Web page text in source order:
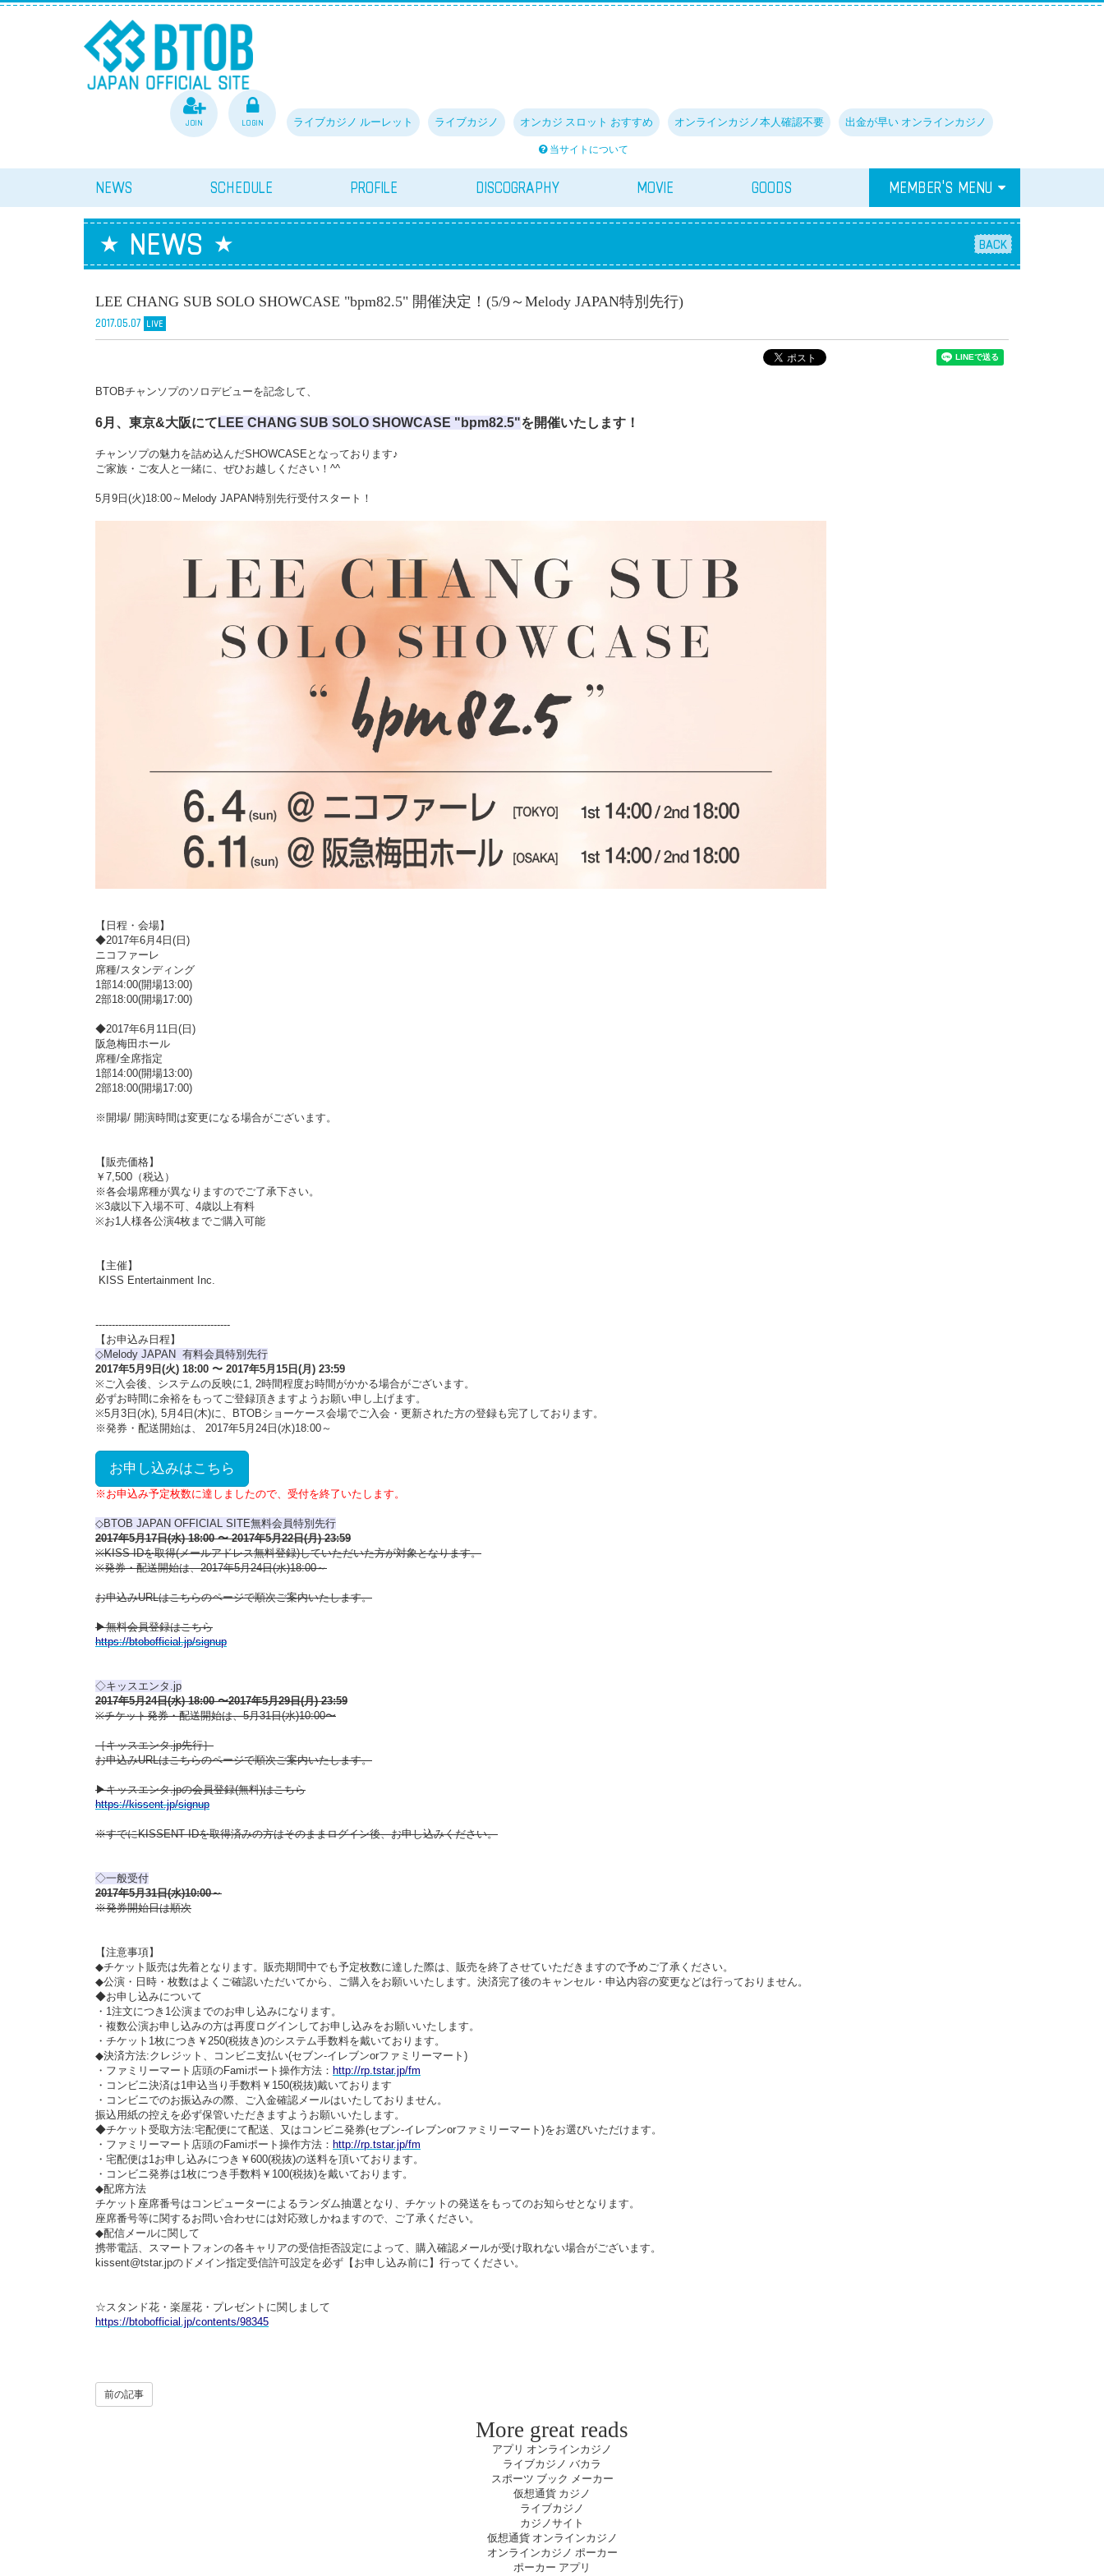
JOIN LOGIN ライブカジノ ルーレット ライブカジノ オンカジ スロット おすすめ オンラインカジノ本人確認不要 出金が早い オンラインカジノ
当サイトについて
NEWS SCHEDULE PROFILE DISCOGRAPHY MOVIE GOODS MEMBER'S MENU
NEWS BACK
LEE CHANG SUB SOLO SHOWCASE "bpm82.5" 開催決定！(5/9～Melody JAPAN特別先行)
2017.05.07 LIVE
BTOBチャンソプのソロデビューを記念して、
6月、東京&大阪にて LEE CHANG SUB SOLO SHOWCASE "bpm82.5"を開催いたします！
チャンソプの魅力を詰め込んだSHOWCASEとなっております♪
ご家族・ご友人と一緒に、ぜひお越しください！^^
5月9日(火)18:00～Melody JAPAN特別先行受付スタート！
【日程・会場】
◆2017年6月4日(日)
ニコファーレ
席種/スタンディング
1部14:00(開場13:00)
2部18:00(開場17:00)
◆2017年6月11日(日)
阪急梅田ホール
席種/全席指定
1部14:00(開場13:00)
2部18:00(開場17:00)
※開場/ 開演時間は変更になる場合がございます。
【販売価格】
￥7,500（税込）
※各会場席種が異なりますのでご了承下さい。
※3歳以下入場不可、4歳以上有料
※お1人様各公演4枚までご購入可能
【主催】
KISS Entertainment Inc.
-----------------------------------------
【お申込み日程】
◇Melody JAPAN 有料会員特別先行
2017年5月9日(火) 18:00 〜 2017年5月15日(月) 23:59
※ご入会後、システムの反映に1, 2時間程度お時間がかかる場合がございます。
必ずお時間に余裕をもってご登録頂きますようお願い申し上げます。
※5月3日(水), 5月4日(木)に、BTOBショーケース会場でご入会・更新された方の登録も完了しております。
※発券・配送開始は、 2017年5月24日(水)18:00～
お申し込みはこちら
※お申込み予定枚数に達しましたので、受付を終了いたします。
◇BTOB JAPAN OFFICIAL SITE無料会員特別先行
2017年5月17日(水) 18:00 〜 2017年5月22日(月) 23:59
※KISS IDを取得(メールアドレス無料登録)していただいた方が対象となります。
※発券・配送開始は、2017年5月24日(水)18:00～
お申込みURLはこちらのページで順次ご案内いたします。
▶無料会員登録はこちら
https://btobofficial.jp/signup
◇キッスエンタ.jp
2017年5月24日(水) 18:00 〜2017年5月29日(月) 23:59
※チケット発券・配送開始は、5月31日(水)10:00〜
［キッスエンタ.jp先行］
お申込みURLはこちらのページで順次ご案内いたします。
▶キッスエンタ.jpの会員登録(無料)はこちら
https://kissent.jp/signup
※すでにKISSENT IDを取得済みの方はそのままログイン後、お申し込みください。
◇一般受付
2017年5月31日(水)10:00～
※発券開始日は順次
【注意事項】
◆チケット販売は先着となります。販売期間中でも予定枚数に達した際は、販売を終了させていただきますので予めご了承ください。
◆公演・日時・枚数はよくご確認いただいてから、ご購入をお願いいたします。決済完了後のキャンセル・申込内容の変更などは行っておりません。
◆お申し込みについて
・1注文につき1公演までのお申し込みになります。
・複数公演お申し込みの方は再度ログインしてお申し込みをお願いいたします。
・チケット1枚につき￥250(税抜き)のシステム手数料を戴いております。
◆決済方法:クレジット、コンビニ支払い(セブン-イレブンorファミリーマート)
・ファミリーマート店頭のFamiポート操作方法： http://rp.tstar.jp/fm
・コンビニ決済は1申込当り手数料￥150(税抜)戴いております
・コンビニでのお振込みの際、ご入金確認メールはいたしておりません。
振込用紙の控えを必ず保管いただきますようお願いいたします。
◆チケット受取方法:宅配便にて配送、又はコンビニ発券(セブン-イレブンorファミリーマート)をお選びいただけます。
・ファミリーマート店頭のFamiポート操作方法： http://rp.tstar.jp/fm
・宅配便は1お申し込みにつき￥600(税抜)の送料を頂いております。
・コンビニ発券は1枚につき手数料￥100(税抜)を戴いております。
◆配席方法
チケット座席番号はコンピューターによるランダム抽選となり、チケットの発送をもってのお知らせとなります。
座席番号等に関するお問い合わせには対応致しかねますので、ご了承ください。
◆配信メールに関して
携帯電話、スマートフォンの各キャリアの受信拒否設定によって、購入確認メールが受け取れない場合がございます。
kissent@tstar.jpのドメイン指定受信許可設定を必ず【お申し込み前に】行ってください。
☆スタンド花・楽屋花・プレゼントに関しまして
https://btobofficial.jp/contents/98345
前の記事
More great reads
アプリ オンラインカジノ
ライブカジノ バカラ
スポーツ ブック メーカー
仮想通貨 カジノ
ライブカジノ
カジノサイト
仮想通貨 オンラインカジノ
オンラインカジノ ポーカー
ポーカー アプリ